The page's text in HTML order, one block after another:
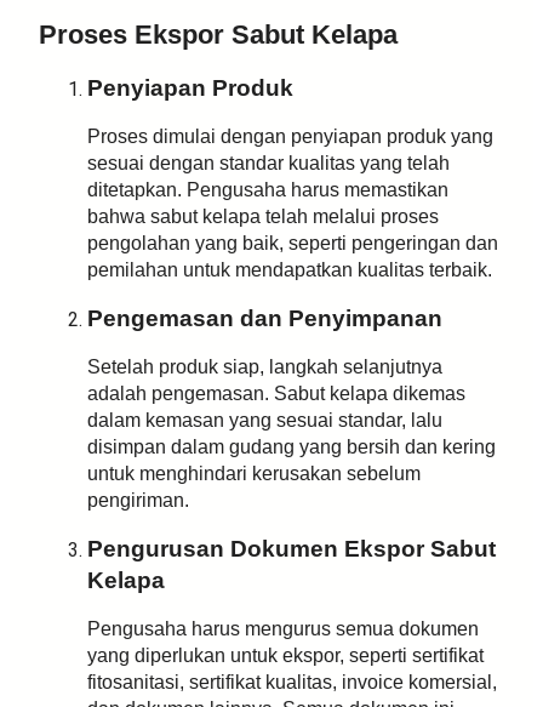
Proses Ekspor Sabut Kelapa
Penyiapan Produk
Proses dimulai dengan penyiapan produk yang
sesuai dengan standar kualitas yang telah
ditetapkan. Pengusaha harus memastikan
bahwa sabut kelapa telah melalui proses
pengolahan yang baik, seperti pengeringan dan
pemilahan untuk mendapatkan kualitas terbaik.
Pengemasan dan Penyimpanan
Setelah produk siap, langkah selanjutnya
adalah pengemasan. Sabut kelapa dikemas
dalam kemasan yang sesuai standar, lalu
disimpan dalam gudang yang bersih dan kering
untuk menghindari kerusakan sebelum
pengiriman.
Pengurusan Dokumen Ekspor Sabut
Kelapa
Pengusaha harus mengurus semua dokumen
yang diperlukan untuk ekspor, seperti sertifikat
fitosanitasi, sertifikat kualitas, invoice komersial,